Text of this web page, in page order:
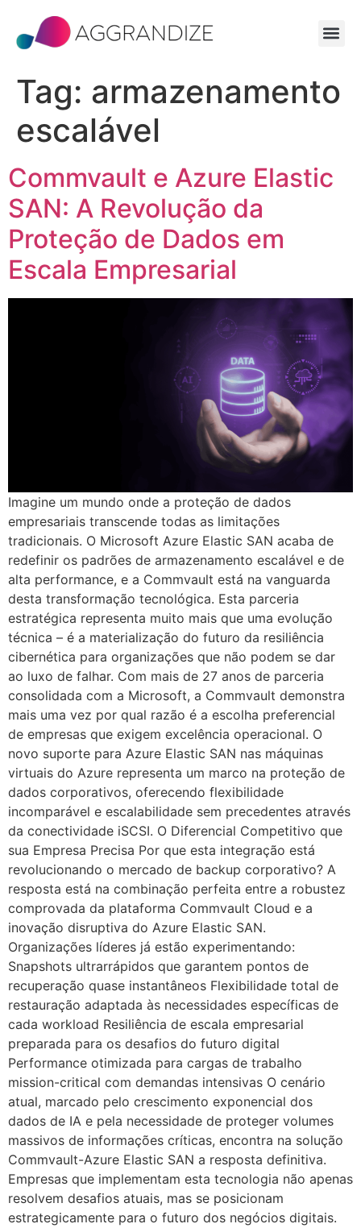
Tag: armazenamento
escalável
Commvault e Azure Elastic
SAN: A Revolução da
Proteção de Dados em
Escala Empresarial
Imagine um mundo onde a proteção de dados
empresariais transcende todas as limitações
tradicionais. O Microsoft Azure Elastic SAN acaba de
redefinir os padrões de armazenamento escalável e de
alta performance, e a Commvault está na vanguarda
desta transformação tecnológica. Esta parceria
estratégica representa muito mais que uma evolução
técnica – é a materialização do futuro da resiliência
cibernética para organizações que não podem se dar
ao luxo de falhar. Com mais de 27 anos de parceria
consolidada com a Microsoft, a Commvault demonstra
mais uma vez por qual razão é a escolha preferencial
de empresas que exigem excelência operacional. O
novo suporte para Azure Elastic SAN nas máquinas
virtuais do Azure representa um marco na proteção de
dados corporativos, oferecendo flexibilidade
incomparável e escalabilidade sem precedentes através
da conectividade iSCSI. O Diferencial Competitivo que
sua Empresa Precisa Por que esta integração está
revolucionando o mercado de backup corporativo? A
resposta está na combinação perfeita entre a robustez
comprovada da plataforma Commvault Cloud e a
inovação disruptiva do Azure Elastic SAN.
Organizações líderes já estão experimentando:
Snapshots ultrarrápidos que garantem pontos de
recuperação quase instantâneos Flexibilidade total de
restauração adaptada às necessidades específicas de
cada workload Resiliência de escala empresarial
preparada para os desafios do futuro digital
Performance otimizada para cargas de trabalho
mission-critical com demandas intensivas O cenário
atual, marcado pelo crescimento exponencial dos
dados de IA e pela necessidade de proteger volumes
massivos de informações críticas, encontra na solução
Commvault-Azure Elastic SAN a resposta definitiva.
Empresas que implementam esta tecnologia não apenas
resolvem desafios atuais, mas se posicionam
estrategicamente para o futuro dos negócios digitais.